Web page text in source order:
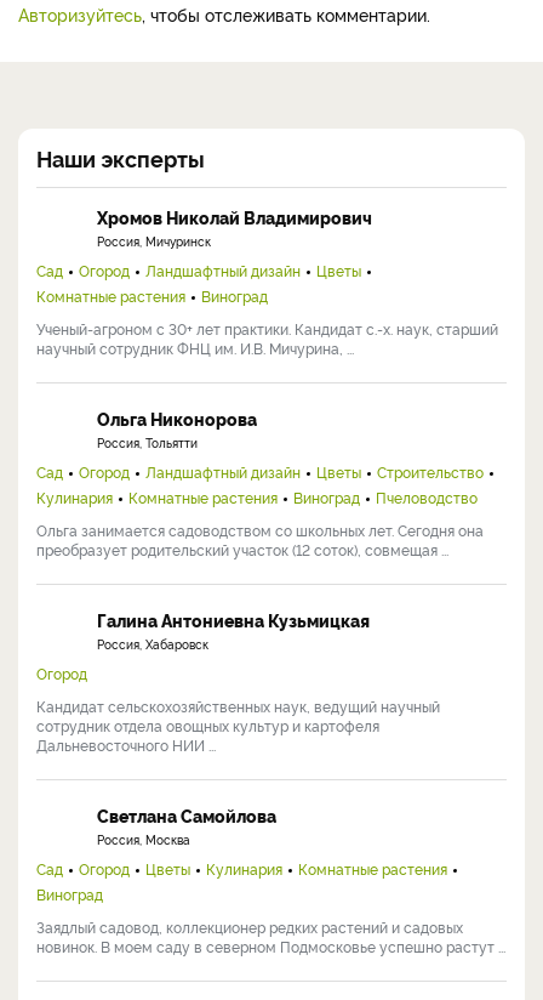
Авторизуйтесь , чтобы отслеживать комментарии.
Наши эксперты
Хромов Николай Владимирович
Россия, Мичуринск
Сад Огород Ландшафтный дизайн
Цветы
Комнатные растения
Виноград
Ученый-агроном с 30+ лет практики. Кандидат с.-х. наук, старший
научный сотрудник ФНЦ им. И.В. Мичурина, ...
Ольга Никонорова
Россия, Тольятти
Сад Огород Ландшафтный дизайн Цветы
Строительство
Кулинария
Комнатные растения Виноград
Пчеловодство
Ольга занимается садоводством со школьных лет. Сегодня она
преобразует родительский участок (12 соток), совмещая ...
Галина Антониевна Кузьмицкая
Россия, Хабаровск
Огород
Кандидат сельскохозяйственных наук, ведущий научный
сотрудник отдела овощных культур и картофеля
Дальневосточного НИИ ...
Светлана Самойлова
Россия, Москва
Сад Огород Цветы Кулинария
Комнатные растения
Виноград
Заядлый садовод, коллекционер редких растений и садовых
новинок. В моем саду в северном Подмосковье успешно растут ...